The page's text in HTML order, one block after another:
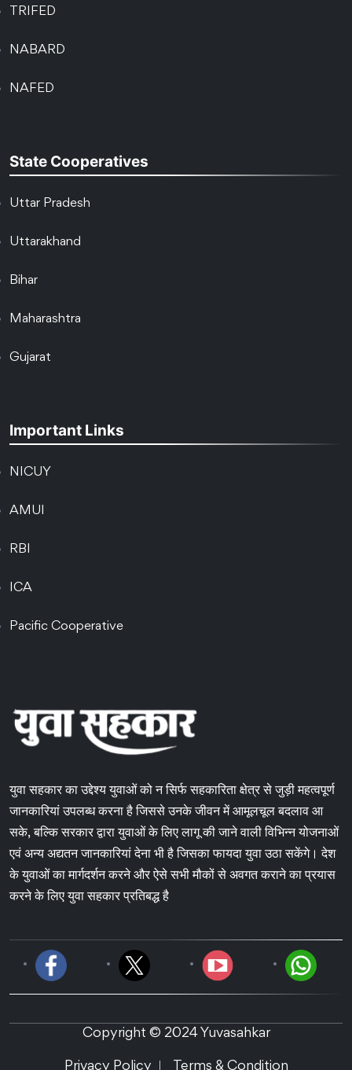
TRIFED
NABARD
NAFED
State Cooperatives
Uttar Pradesh
Uttarakhand
Bihar
Maharashtra
Gujarat
Important Links
NICUY
AMUI
RBI
ICA
Pacific Cooperative
युवा सहकार का उद्देश्य युवाओं को न सिर्फ सहकारिता क्षेत्र से जुड़ी महत्वपूर्ण
जानकारियां उपलब्ध करना है जिससे उनके जीवन में आमूलचूल बदलाव आ
सके, बल्कि सरकार द्वारा युवाओं के लिए लागू की जाने वाली विभिन्न योजनाओं
एवं अन्य अद्यतन जानकारियां देना भी है जिसका फायदा युवा उठा सकेंगे। देश
के युवाओं का मार्गदर्शन करने और ऐसे सभी मौकों से अवगत कराने का प्रयास
करने के लिए युवा सहकार प्रतिबद्ध है
Copyright © 2024 Yuvasahkar
Privacy Policy Terms & Condition